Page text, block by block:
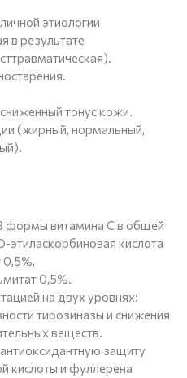
этиологии
в результате
тонус кожи.
(жирный, нормальный,
формы витамина С в общей
этиласкорбиновая кислота
0,5%.
на двух уровнях:
тирозиназы и снижения
веществ.
защиту
кислоты и фуллерена